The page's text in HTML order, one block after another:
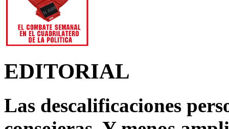
EDITORIAL
Las descalificaciones